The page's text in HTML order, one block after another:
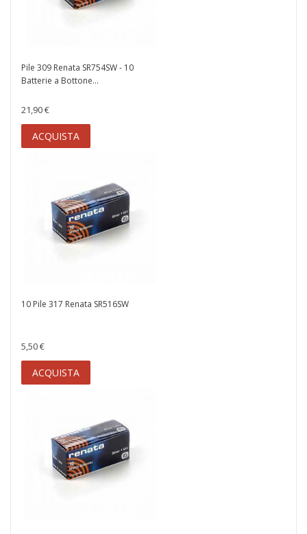
Pile 309 Renata SR754SW - 10
Batterie a Bottone...
21,90 €
ACQUISTA
10 Pile 317 Renata SR516SW
5,50 €
ACQUISTA